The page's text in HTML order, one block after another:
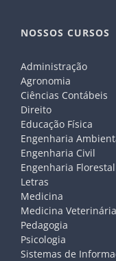
NOSSOS CURSOS
Administração
Agronomia
Ciências Contábeis
Direito
Educação Física
Engenharia
Engenharia Civil
Engenharia Florestal
Letras
Medicina
Medicina Veterinária
Pedagogia
Psicologia
Sistemas de